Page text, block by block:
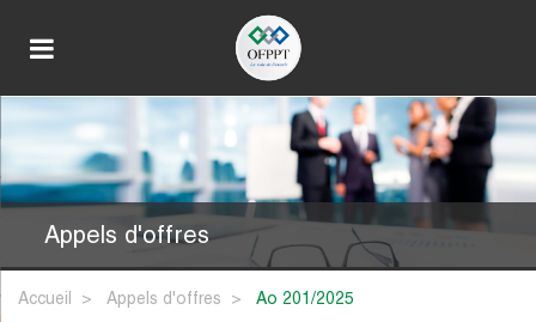
Appels d'offres
Accueil Appels d'offres ao 201/2025